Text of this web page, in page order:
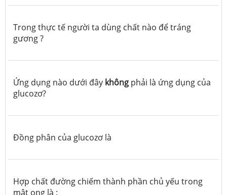
Trong thực tế người ta dùng chất nào để tráng
gương ?
Ứng dụng nào dưới đây không phải là ứng dụng của
glucozơ?
Đồng phân của glucozơ là
Hợp chất đường chiếm thành phần chủ yếu trong
mật ong là :